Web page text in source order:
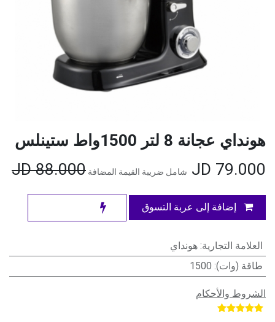
هونداي عجانة 8 لتر 1500واط ستينلس
79.000
شامل ضريبة القيمة المضافة 88.000
JD
إضافة إلى عربة التسوق
العلامة التجارية: هونداي
طاقة (وات):
1500
الشروط والأحكام